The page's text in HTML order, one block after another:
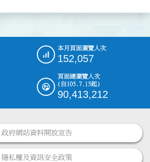
本月頁面瀏覽人次
152,057
頁面總瀏覽人次
(自105.7.15起)
90,413,212
政府網站資料開放宣告
隱私權及資訊安全政策